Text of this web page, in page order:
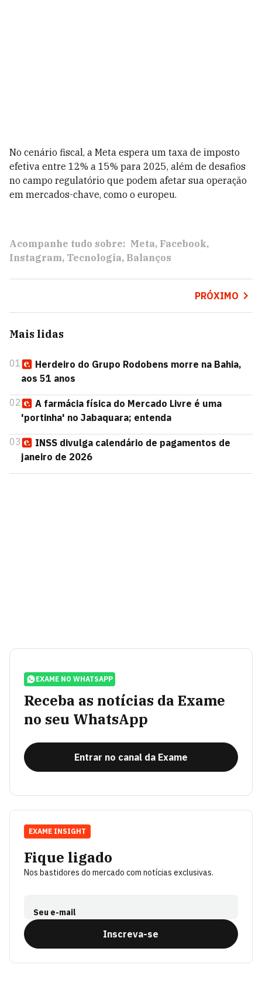
No cenário fiscal, a Meta espera um taxa de imposto
efetiva entre 12% a 15% para 2025, além de desafios
no campo regulatório que podem afetar sua operação
em mercados-chave, como o europeu.
Acompanhe tudo sobre: Meta Facebook
Instagram Tecnologia Balanços
PRÓXIMO
Mais lidas
01
Herdeiro do Grupo Rodobens morre na Bahia,
aos 51 anos
02
A farmácia física do Mercado Livre é uma
'portinha' no Jabaquara; entenda
03
INSS divulga calendário de pagamentos de
janeiro de 2026
EXAME NO WHATSAPP
Receba as notícias da Exame
no seu WhatsApp
Entrar no canal da Exame
Fique ligado
Nos bastidores do mercado com notícias exclusivas.
Seu e-mail
Inscreva-se
EXAME INSIGHT